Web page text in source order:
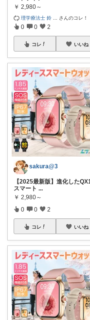
￥ 2,980～
理学療法士 鈴 さんのコレ！
0 0 2
コレ いいね
sakura@3
【2025最新版】進化した
スマート ...
￥ 2,980～
0 0 2
コレ いいね